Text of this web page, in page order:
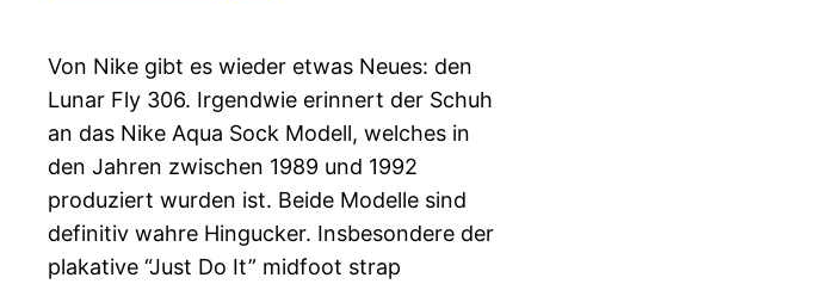
Von Nike gibt es wieder etwas Neues: den
Lunar Fly 306. Irgendwie erinnert der Schuh
an das Nike Aqua Sock Modell, welches in
den Jahren zwischen 1989 und 1992
produziert wurden ist. Beide Modelle sind
definitiv wahre Hingucker. Insbesondere der
plakative “Just Do It” midfoot strap